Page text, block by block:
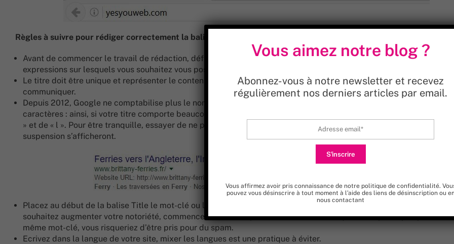
Règles à suivre pour rédiger correctement la balise Title
Avant de commencer le travail de rédaction, définissez bien votre stratégie de référencement naturel et les mots-
expressions sur lesquels vous souhaitez vous positionner.
Le titre doit être unique et représenter le contenu de votre page : limitez vous à l’information que vous souhaitez
communiquer.
Depuis 2012, Google ne comptabilise plus le nombre de caractères de la balise Title mais sur la longueur cumulée
caractères : ainsi, si votre titre comporte beaucoup de « m » ou de « w », il sera plus long que s’il contient beaucoup
» et de « l ». Pour être tranquille, essayer de ne pas dépasser 60 caractères, sinon, le titre sera tronqué et des
suspension s’afficheront.
Placez au début de la balise Title le mot-clé ou l’expression pour lesquels vous avez optimisé votre page. Si vous
souhaitez augmenter votre notoriété, commencez votre titre par le nom de votre marque. Ne répétez pas plusieurs
même mot-clé, vous risqueriez d’être pris pour du spam.
Ecrivez dans la langue de votre site, mixer les langues est une pratique à éviter.
Vous aimez notre blog ?
Abonnez-vous à notre newsletter et recevez
régulièrement nos derniers articles par email.
Vous affirmez avoir pris connaissance de notre politique de confidentialité.
pouvez vous désinscrire à tout moment à l’aide des liens de désinscription ou en
nous contactant